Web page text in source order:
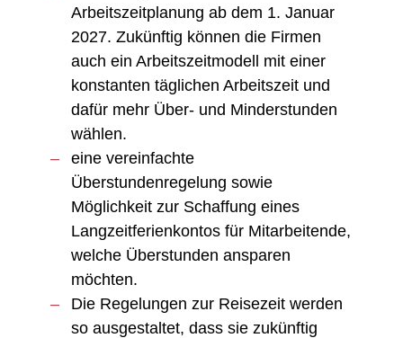
Arbeitszeitplanung ab dem 1. Januar
2027. Zukünftig können die Firmen
auch ein Arbeitszeitmodell mit einer
konstanten täglichen Arbeitszeit und
dafür mehr Über- und Minderstunden
wählen.
eine vereinfachte
Überstundenregelung sowie
Möglichkeit zur Schaffung eines
Langzeitferienkontos für Mitarbeitende,
welche Überstunden ansparen
möchten.
Die Regelungen zur Reisezeit werden
so ausgestaltet, dass sie zukünftig